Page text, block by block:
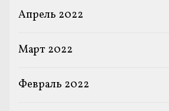
Апрель 2022
Март 2022
Февраль 2022